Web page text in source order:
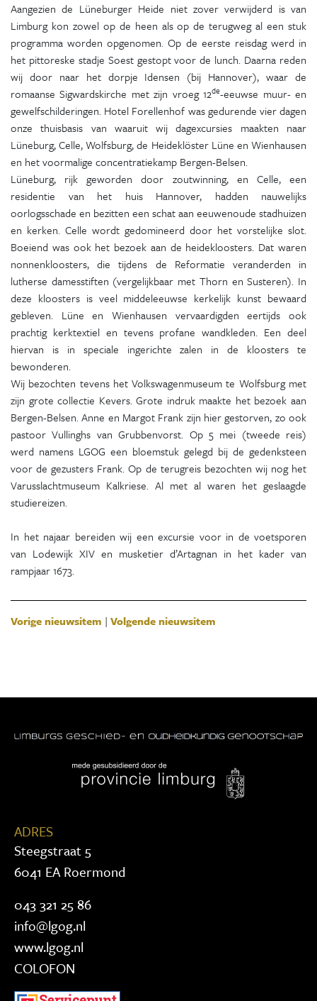
Aangezien de Lüneburger Heide niet zover verwijderd is van
Limburg kon zowel op de heen als op de terugweg al een stuk
programma worden opgenomen. Op de eerste reisdag werd in
het pittoreske stadje Soest gestopt voor de lunch. Daarna reden
wij door naar het dorpje Idensen (bij Hannover), waar de
romaanse Sigwardskirche met zijn vroeg 12de-eeuwse muur- en
gewelfschilderingen. Hotel Forellenhof was gedurende vier dagen
onze thuisbasis van waaruit wij dagexcursies maakten naar
Lüneburg, Celle, Wolfsburg, de Heideklöster Lüne en Wienhausen
en het voormalige concentratiekamp Bergen-Belsen.
Lüneburg, rijk geworden door zoutwinning, en Celle, een
residentie van het huis Hannover, hadden nauwelijks
oorlogsschade en bezitten een schat aan eeuwenoude stadhuizen
en kerken. Celle wordt gedomineerd door het vorstelijke slot.
Boeiend was ook het bezoek aan de heidekloosters. Dat waren
nonnenkloosters, die tijdens de Reformatie veranderden in
lutherse damesstiften (vergelijkbaar met Thorn en Susteren). In
deze kloosters is veel middeleeuwse kerkelijk kunst bewaard
gebleven. Lüne en Wienhausen vervaardigden eertijds ook
prachtig kerktextiel en tevens profane wandkleden. Een deel
hiervan is in speciale ingerichte zalen in de kloosters te
bewonderen.
Wij bezochten tevens het Volkswagenmuseum te Wolfsburg met
zijn grote collectie Kevers. Grote indruk maakte het bezoek aan
Bergen-Belsen. Anne en Margot Frank zijn hier gestorven, zo ook
pastoor Vullinghs van Grubbenvorst. Op 5 mei (tweede reis)
werd namens LGOG een bloemstuk gelegd bij de gedenksteen
voor de gezusters Frank. Op de terugreis bezochten wij nog het
Varusslachtmuseum Kalkriese. Al met al waren het geslaagde
studiereizen.
In het najaar bereiden wij een excursie voor in de voetsporen
van Lodewijk XIV en musketier d’Artagnan in het kader van
rampjaar 1673.
Vorige nieuwsitem | Volgende nieuwsitem
ADRES
Steegstraat 5
6041 EA Roermond
043 321 25 86
info@lgog.nl
www.lgog.nl
COLOFON